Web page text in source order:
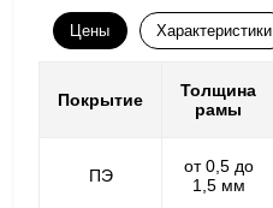
Цены Характеристики
Покрытие
Толщина
рамы
ПЭ
от 0,5 до
1,5 мм